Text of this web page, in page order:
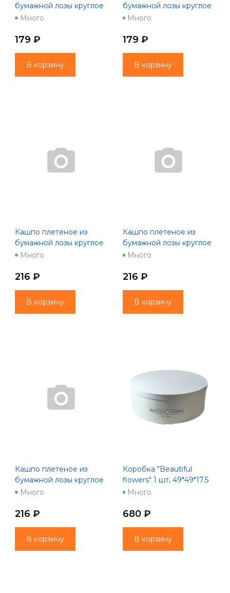
бумажной лозы круглое
16*10,5*14,5 см, молочный
Много
179 ₽
В корзину
бумажной лозы круглое
16*10,5*14,5 см,
Много
179 ₽
В корзину
Кашпо плетеное из
бумажной лозы круглое
18*12,8*15 см,
Много
216 ₽
В корзину
Кашпо плетеное из
бумажной лозы круглое
18*12,8*15 см,
коричневым
Много
216 ₽
В корзину
Кашпо плетеное из
бумажной лозы круглое
18*12,8*15 см,
Много
216 ₽
В корзину
Коробка "Beautiful
flowers" 1 шт, 49*49*17.5
белый
Много
680 ₽
В корзину